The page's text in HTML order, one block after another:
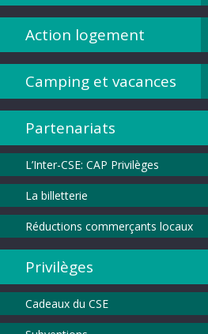
Action logement
Camping et vacances
Partenariats
L’Inter-CSE: CAP Privilèges
La billetterie
Réductions commerçants locaux
Privilèges
Cadeaux du CSE